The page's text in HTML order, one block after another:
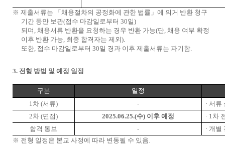
※ 제출서류는 「채용절차의 공정화에 관한 법률 」 에 의거 반환 청구
기간 동안 보관(접수 마감일로부터30일)
되며 채용서류 반환을 요청하는 경우 반환 가능(단 채용 여부 확정
이후 반환 가능 최종 합격자는 제외).
또한 접수 마감일로부터30일 경과 이후 제출서류는 파기함
3. 전형 방법 및 예정 일정
구분
일정
1차 (서류) - · 서류
2차 (면접) 2025.06.25.(수) 이후 예정 · 1차
합격 통보
- · 개별
※ 전형 일정은 본교 사정에 따라 변동될 수 있음.